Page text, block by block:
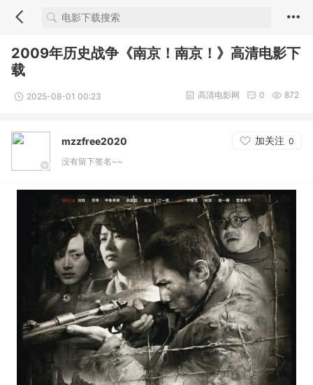
2009年历史战争《南京！南京！》高清电影下
载
2025-08-01 00:23 872
0
高清电影网
mzzfree2020 加关注 0
没有留下签名~~